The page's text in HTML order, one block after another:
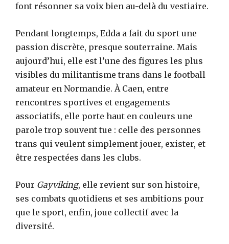
font résonner sa voix bien au-delà du vestiaire.
Pendant longtemps, Edda a fait du sport une
passion discrète, presque souterraine. Mais
aujourd’hui, elle est l’une des figures les plus
visibles du militantisme trans dans le football
amateur en Normandie. À Caen, entre
rencontres sportives et engagements
associatifs, elle porte haut en couleurs une
parole trop souvent tue : celle des personnes
trans qui veulent simplement jouer, exister, et
être respectées dans les clubs.
Pour Gayviking, elle revient sur son histoire,
ses combats quotidiens et ses ambitions pour
que le sport, enfin, joue collectif avec la
diversité.